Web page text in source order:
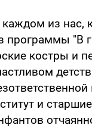
из нас,
"В
костры и
и